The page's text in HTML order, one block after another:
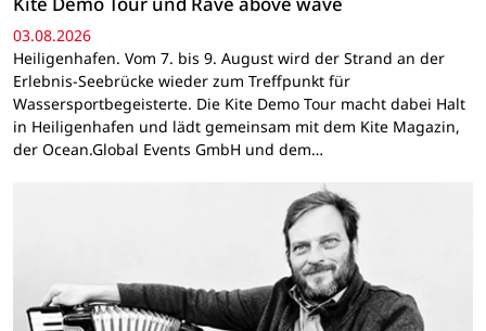
03.08.2026
Heiligenhafen. Vom 7. bis 9. August wird der Strand an der
Erlebnis-Seebrücke wieder zum Treffpunkt für
Wassersportbegeisterte. Die Kite Demo Tour macht dabei Halt
in Heiligenhafen und lädt gemeinsam mit dem Kite Magazin,
der Ocean.Global Events GmbH und dem…